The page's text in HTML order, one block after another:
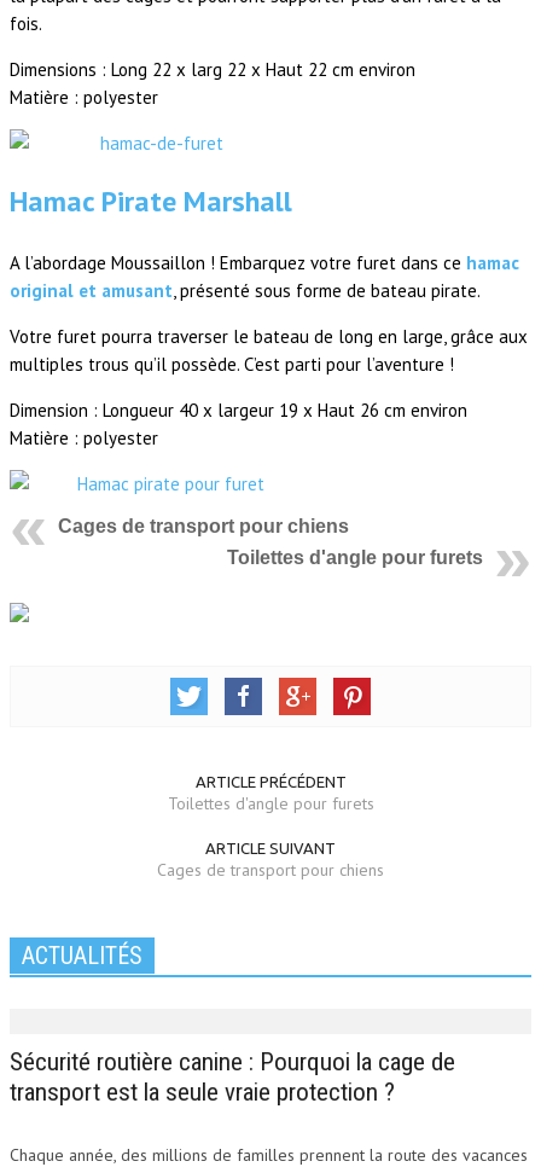
fois.
Dimensions : Long 22 x larg 22 x Haut 22 cm environ
Matière : polyester
Hamac Pirate Marshall
A l’abordage Moussaillon ! Embarquez votre furet dans ce hamac
original et amusant , présenté sous forme de bateau pirate.
Votre furet pourra traverser le bateau de long en large, grâce aux
multiples trous qu’il possède. C’est parti pour l’aventure !
Dimension : Longueur 40 x largeur 19 x Haut 26 cm environ
Matière : polyester
Cages de transport pour chiens
Toilettes d'angle pour furets
ARTICLE PRÉCÉDENT
Toilettes d'angle pour furets
ARTICLE SUIVANT
Cages de transport pour chiens
ACTUALITÉS
Sécurité routière canine : Pourquoi la cage de
transport est la seule vraie protection ?
Chaque année, des millions de familles prennent la route des vacances